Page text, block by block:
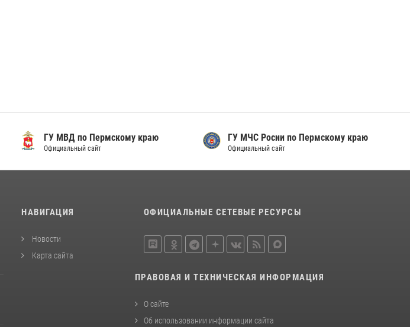
ГУ МВД по Пермскому краю
Официальный сайт
ГУ МЧС Росии по Пермскому краю
Официальный сайт
НАВИГАЦИЯ
Новости
Карта сайта
ОФИЦИАЛЬНЫЕ СЕТЕВЫЕ РЕСУРСЫ
ПРАВОВАЯ И ТЕХНИЧЕСКАЯ ИНФОРМАЦИЯ
О сайте
Об использовании информации сайта